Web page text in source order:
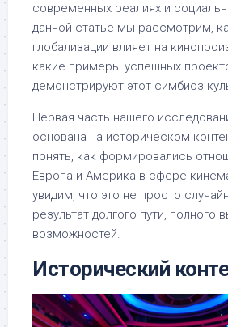
современных реалиях и
данной статье мы рассмотрим,
глобализации влияет на
какие примеры успешных
демонстрируют этот симбиоз
Первая часть нашего
основана на историческом
понять, как формировались
Европа и Америка в сфере
увидим, что это не просто
результат долгого пути, полного
возможностей.
Исторический